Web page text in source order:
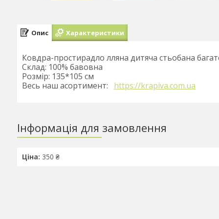
Опис Характеристики
Ковдра-простирадло лляна дитяча стьобана
Склад: 100% бавовна
Розмір: 135*105 см
Весь наш асортимент: https://krapiva.com.ua
Інформація для замовлення
Ціна: 350 ₴